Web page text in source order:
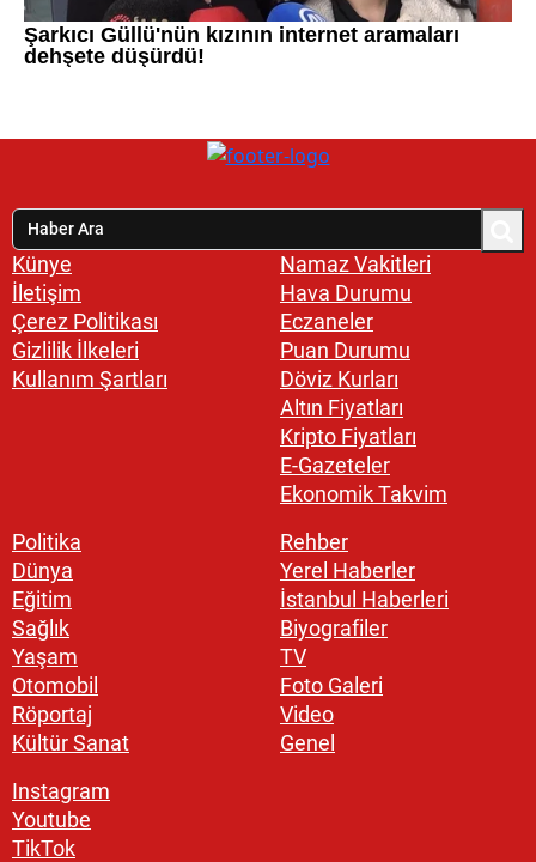
Künye
İletişim
Çerez Politikası
Gizlilik İlkeleri
Kullanım Şartları
Namaz Vakitleri
Hava Durumu
Eczaneler
Puan Durumu
Döviz Kurları
Altın Fiyatları
Kripto Fiyatları
E-Gazeteler
Ekonomik Takvim
Politika
Dünya
Eğitim
Sağlık
Yaşam
Otomobil
Röportaj
Kültür Sanat
Rehber
Yerel Haberler
İstanbul Haberleri
Biyografiler
TV
Foto Galeri
Video
Genel
Instagram
Youtube
TikTok